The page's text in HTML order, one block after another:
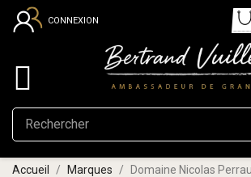
CONNEXION

Accueil Marques Domaine Nicolas